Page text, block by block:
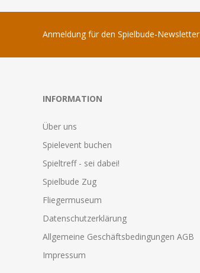
Anmeldung für den Spielbude-Newsletter
INFORMATION
Über uns
Spielevent buchen
Spieltreff - sei dabei!
Spielbude Zug
Fliegermuseum
Datenschutzerklärung
Allgemeine Geschäftsbedingungen AGB
Impressum